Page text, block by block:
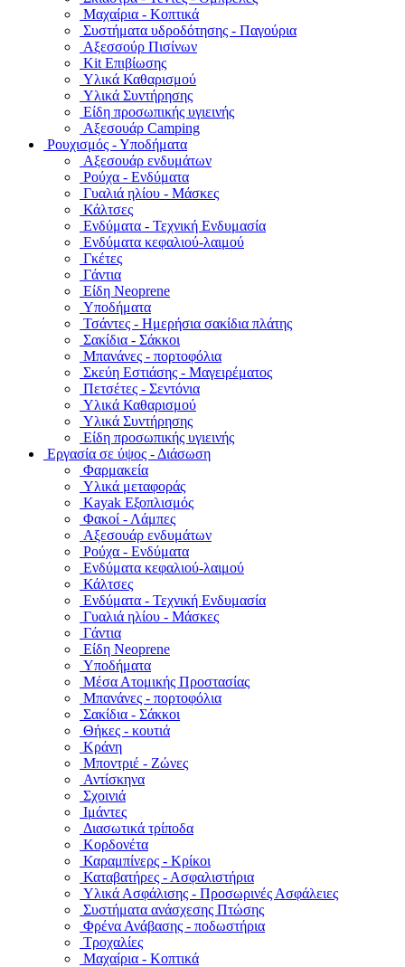
Μαχαίρια - Κοπτικά
Συστήματα υδροδότησης - Παγούρια
Αξεσσούρ Πισίνων
Kit Επιβίωσης
Υλικά Καθαρισμού
Υλικά Συντήρησης
Είδη προσωπικής υγιεινής
Αξεσουάρ Camping
Ρουχισμός - Υποδήματα
Αξεσουάρ ενδυμάτων
Ρούχα - Ενδύματα
Γυαλιά ηλίου - Μάσκες
Κάλτσες
Ενδύματα - Τεχνική Ενδυμασία
Ενδύματα κεφαλιού-λαιμού
Γκέτες
Γάντια
Είδη Neoprene
Υποδήματα
Τσάντες - Ημερήσια σακίδια πλάτης
Σακίδια - Σάκκοι
Μπανάνες - πορτοφόλια
Σκεύη Εστιάσης - Μαγειρέματος
Πετσέτες - Σεντόνια
Υλικά Καθαρισμού
Υλικά Συντήρησης
Είδη προσωπικής υγιεινής
Εργασία σε ύψος - Διάσωση
Φαρμακεία
Υλικά μεταφοράς
Kayak Εξοπλισμός
Φακοί - Λάμπες
Αξεσουάρ ενδυμάτων
Ρούχα - Ενδύματα
Ενδύματα κεφαλιού-λαιμού
Κάλτσες
Ενδύματα - Τεχνική Ενδυμασία
Γυαλιά ηλίου - Μάσκες
Γάντια
Είδη Neoprene
Υποδήματα
Μέσα Ατομικής Προστασίας
Μπανάνες - πορτοφόλια
Σακίδια - Σάκκοι
Θήκες - κουτιά
Κράνη
Μποντριέ - Ζώνες
Αντίσκηνα
Σχοινιά
Ιμάντες
Διασωτικά τρίποδα
Κορδονέτα
Καραμπίνερς - Κρίκοι
Καταβατήρες - Ασφαλιστήρια
Υλικά Ασφάλισης - Προσωρινές Ασφάλειες
Συστήματα ανάσχεσης Πτώσης
Φρένα Ανάβασης - ποδωστήρια
Τροχαλίες
Μαχαίρια - Κοπτικά